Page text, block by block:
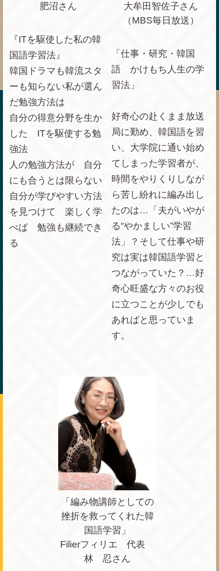
肥沼さん
『ITを駆使した私の韓
国語学習法』
韓国ドラマも韓流スタ
ーも知らない私が選ん
だ勉強方法は
自分の得意分野を生か
した ITを駆使する勉
強法
人の勉強方法が 自分
にも合うとは限らない
自分が学びやすい方法
を見つけて 楽しく学
べば 勉強も継続でき
る
大牟田智佐子さん
（MBS毎日放送）
「仕事・研究・韓国
語 かけもち人生の学
習法」
好奇心の赴くまま放送
局に勤め、韓国語を習
い、大学院に通い始め
てしまった学習者が、
時間をやりくりしなが
ら苦し紛れに編み出し
たのは…「夫がいやが
る“やかましい”学習
法」？そして仕事や研
究は実は韓国語学習と
つながっていた？…好
奇心旺盛な方々のお役
に立つことが少しでも
あればと思っていま
す。
「編み物講師としての
挫折を救ってくれた韓
国語学習」
Filierフィリエ 代表
林 忍さん